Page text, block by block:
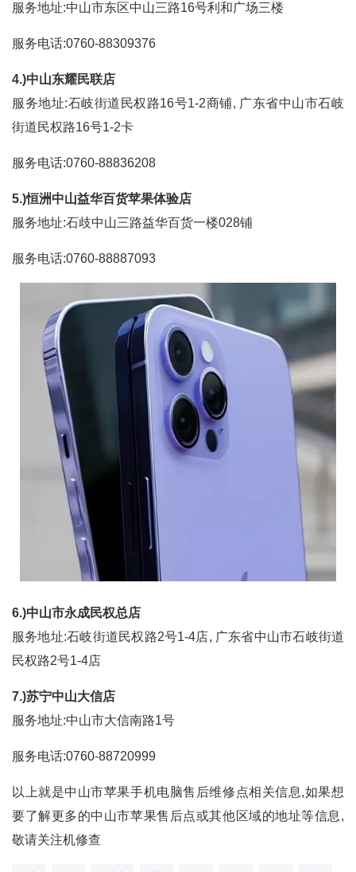
服务地址:中山市东区中山三路16号利和广场三楼
服务电话:0760-88309376
4.)中山东耀民联店
服务地址:石岐街道民权路16号1-2商铺, 广东省中山市石岐
街道民权路16号1-2卡
服务电话:0760-88836208
5.)恒洲中山益华百货苹果体验店
服务地址:石歧中山三路益华百货一楼028铺
服务电话:0760-88887093
6.)中山市永成民权总店
服务地址:石岐街道民权路2号1-4店, 广东省中山市石岐街道
民权路2号1-4店
7.)苏宁中山大信店
服务地址:中山市大信南路1号
服务电话:0760-88720999
以上就是中山市苹果手机电脑售后维修点相关信息,如果想
要了解更多的中山市苹果售后点或其他区域的地址等信息,
敬请关注机修查